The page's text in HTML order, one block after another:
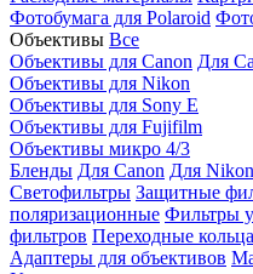
Фотобумага для Polaroid
Объективы Все
Объективы для Canon Для
Объективы для Nikon
Объективы для Sony E
Объективы для Fujifilm
Объективы микро 4/3
Бленды Для Canon Для Nikon
Светофильтры Защитные
поляризационные Фильтры
фильтров Переходные
Адаптеры для объективов